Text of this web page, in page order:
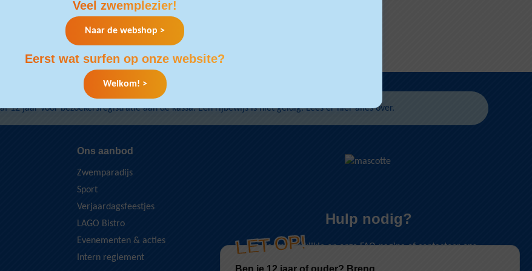
LET OP!
Ben je 12 jaar of ouder? Breng
Veel zwemplezier!
Naar de webshop >
Eerst wat surfen op onze website?
Welkom! >
12 jaar voor bezoekersregistratie aan de kassa. Een rijbewijs is niet geldig.Lees er hier alles over.
Hulp nodig?
Neem een kijkje op onzeFAQ-paginaof contacteer ons
Ons aanbod
Zwemparadijs
Sport
Verjaardagsfeestjes
LAGO Bistro
Evenementen & acties
Intern reglement